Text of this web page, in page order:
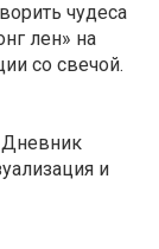
чудеса
лен» на
со свечой.
Дневник
и